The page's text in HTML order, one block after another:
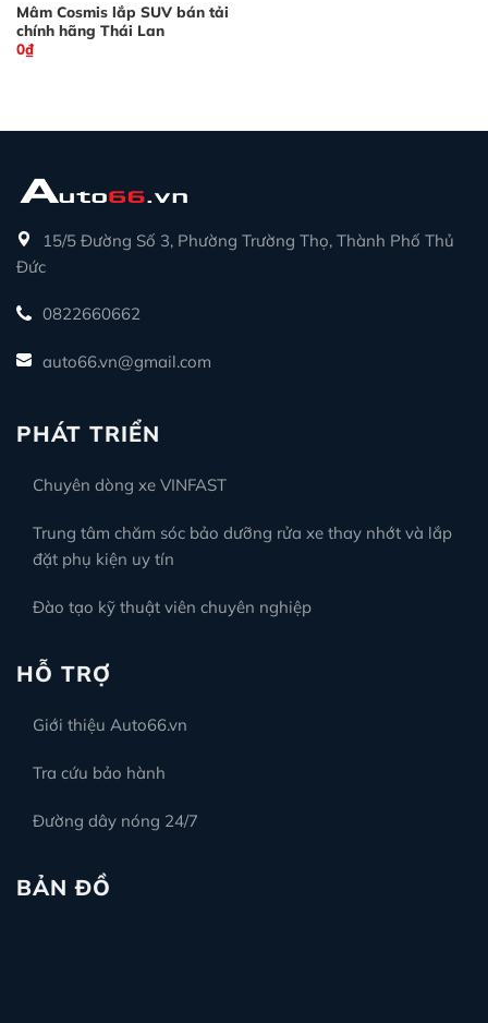
Mâm Cosmis lắp SUV bán tải
chính hãng Thái Lan
0₫
15/5 Đường Số 3, Phường Trường Thọ, Thành Phố Thủ
Đức
0822660662
auto66.vn@gmail.com
PHÁT TRIỂN
Chuyên dòng xe VINFAST
Trung tâm chăm sóc bảo dưỡng rửa xe thay nhớt và lắp
đặt phụ kiện uy tín
Đào tạo kỹ thuật viên chuyên nghiệp
HỖ TRỢ
Giới thiệu Auto66.vn
Tra cứu bảo hành
Đường dây nóng 24/7
BẢN ĐỒ